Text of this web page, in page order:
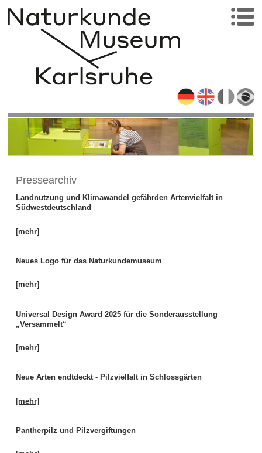
Pressearchiv
Landnutzung und Klimawandel gefährden Artenvielfalt in
Südwestdeutschland
[mehr]
Neues Logo für das Naturkundemuseum
[mehr]
Universal Design Award 2025 für die Sonderausstellung
„Versammelt“
[mehr]
Neue Arten endtdeckt - Pilzvielfalt in Schlossgärten
[mehr]
Pantherpilz und Pilzvergiftungen